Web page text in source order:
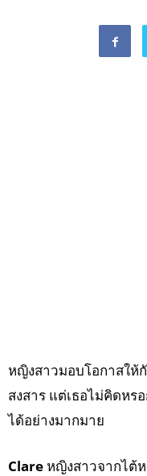
หญิงสาวมอบโอกาสให้
สงสาร แต่เธอไม่คิดห
ได้อย่างมากมาย
Clare หญิงสาวจากไต้